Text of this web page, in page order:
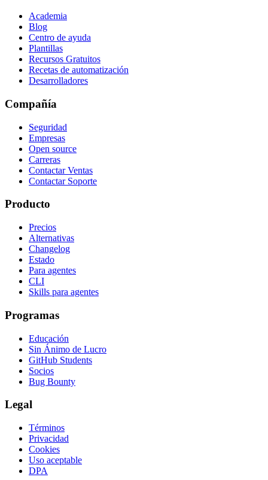
Academia
Blog
Centro de ayuda
Plantillas
Recursos Gratuitos
Recetas de automatización
Desarrolladores
Compañía
Seguridad
Empresas
Open source
Carreras
Contactar Ventas
Contactar Soporte
Producto
Precios
Alternativas
Changelog
Estado
Para agentes
CLI
Skills para agentes
Programas
Educación
Sin Ánimo de Lucro
GitHub Students
Socios
Bug Bounty
Legal
Términos
Privacidad
Cookies
Uso aceptable
DPA